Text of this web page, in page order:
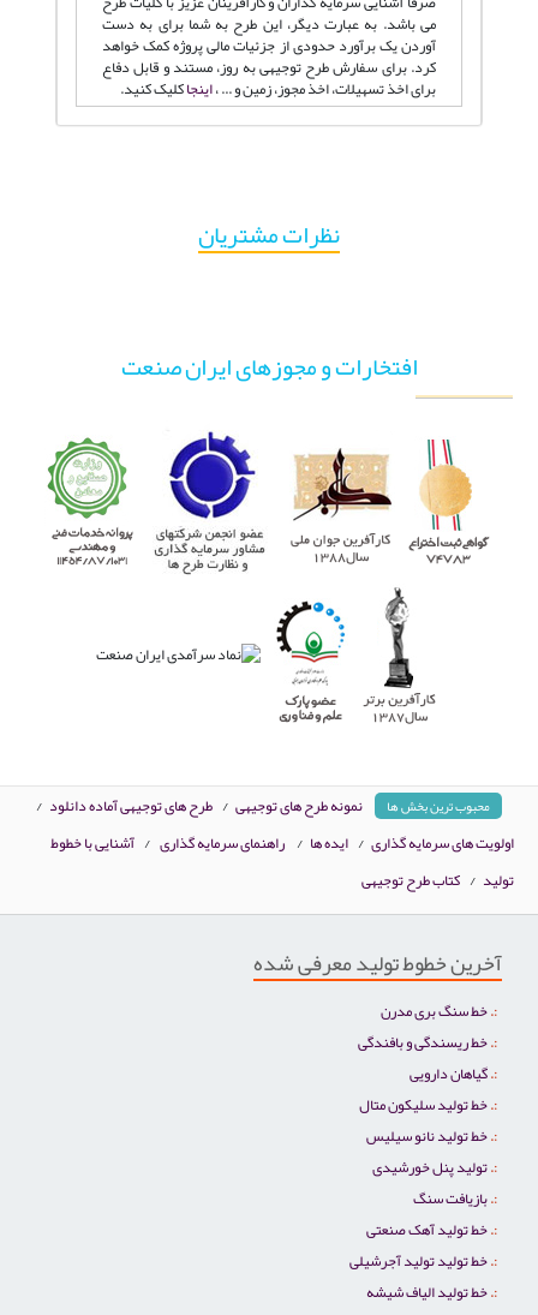
می باشد. به عبارت دیگر، این طرح به شما برای به دست
آوردن یک برآورد حدودی از جزئیات مالی پروژه کمک خواهد
کرد. برای سفارش طرح توجیهی به روز، مستند و قابل دفاع
برای اخذ تسهیلات، اخذ مجوز، زمین و ... ،اینجاکلیک کنید.
نظرات مشتریان
افتخارات و مجوزهای ایران صنعت
محبوب ترین بخش ها نمونه طرح های توجیهی / طرح های توجیهی آماده دانلود /
اولویت های سرمایه گذاری / ایده ها / راهنمای سرمایه گذاری / آشنایی با خطوط
تولید / کتاب طرح توجیهی
آخرین خطوط تولید معرفی شده
خط سنگ بری مدرن
خط ریسندگی و بافندگی
گیاهان دارویی
خط تولید سلیکون متال
خط تولید نانو سیلیس
تولید پنل خورشیدی
بازیافت سنگ
خط تولید آهک صنعتی
خط تولید تولید آجرشیلی
خط تولید الیاف شیشه